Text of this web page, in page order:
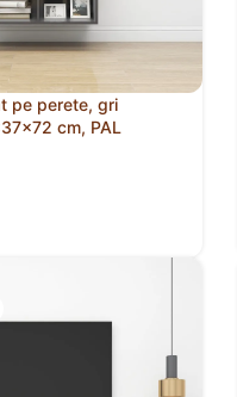
pe perete, gri
cm, PAL